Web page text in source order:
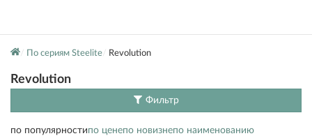
По сериям Steelite Revolution
Revolution
Фильтр
по популярностипо ценепо новизнепо наименованию